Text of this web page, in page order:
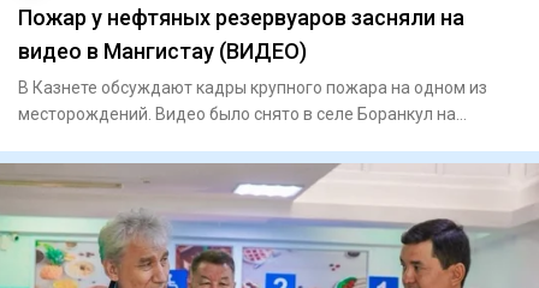
Пожар у нефтяных резервуаров засняли на
видео в Мангистау (ВИДЕО)
В Казнете обсуждают кадры крупного пожара на одном из
месторождений. Видео было снято в селе Боранкул на